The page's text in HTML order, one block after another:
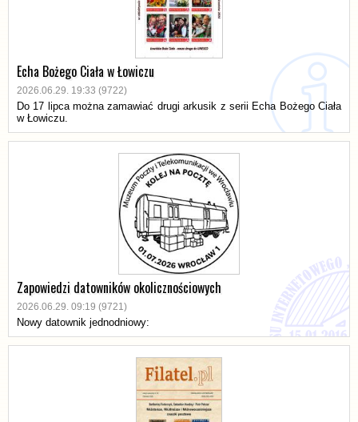
Echa Bożego Ciała w Łowiczu
2026.06.29. 19:33 (9722)
Do 17 lipca można zamawiać drugi arkusik z serii Echa Bożego Ciała
w Łowiczu.
Zapowiedzi datowników okolicznościowych
2026.06.29. 09:19 (9721)
Nowy datownik jednodniowy: